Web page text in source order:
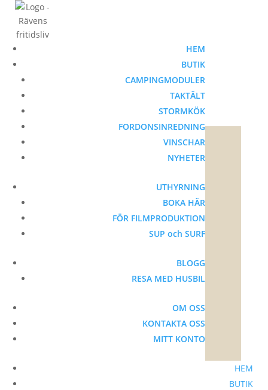
HEM
BUTIK
CAMPINGMODULER
TAKTÄLT
STORMKÖK
FORDONSINREDNING
VINSCHAR
NYHETER
UTHYRNING
BOKA HÄR
FÖR FILMPRODUKTION
SUP och SURF
BLOGG
RESA MED HUSBIL
OM OSS
KONTAKTA OSS
MITT KONTO
HEM
BUTIK